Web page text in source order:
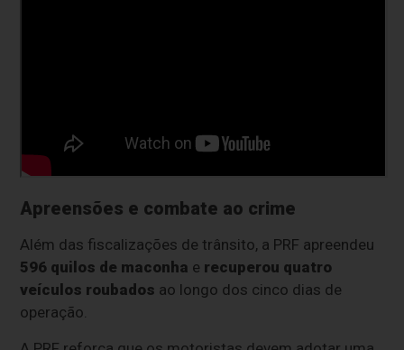
Apreensões e combate ao crime
Além das fiscalizações de trânsito, a PRF apreendeu
596 quilos de maconha e recuperou quatro
veículos roubados ao longo dos cinco dias de
operação.